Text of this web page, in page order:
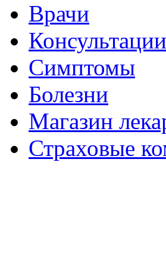
Врачи
Консультации
Симптомы
Болезни
Магазин
Страховые